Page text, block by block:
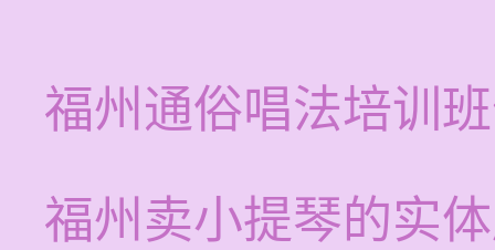
福州通俗唱法培训
福州卖小提琴的实